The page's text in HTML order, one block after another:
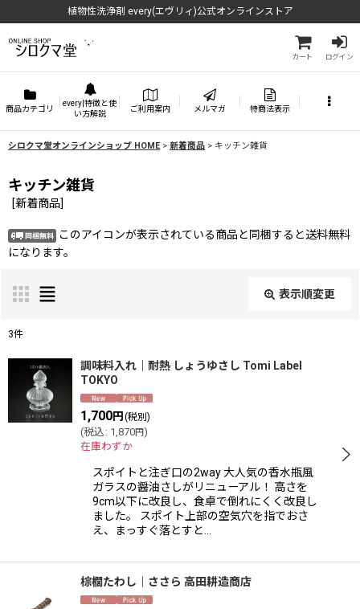
植物性洗浄剤 every(エヴリィ)公式オンラインストア
カート ログイン
商品カテゴリ
every|特徴と使
い方解説
ご利用案内 メルマガ 特商法表示
シロクマ堂オンラインショップ HOME > 新着商品 > キッチン雑貨
キッチン雑貨
[新着商品]
このアイコンが表示されている商品と同梱すると送料無料
になります。
表示順変更
表示数:
並び順
3件
調味料入れ｜耐熱 しょうゆさし Tomi Label
TOKYO
1,700円 (税別)
(税込 : 1,870円)
在庫わずか
スポイトと注ぎ口の2way 大人気の香水瓶風
ガラスの醤油さしがリニューアル！ 高さを
9cm以下に改良し、食卓で倒れにくく改良し
ました。 スポイト上部の空気穴を指でおさ
え、まっすぐ落とすと…
棕櫚たわし｜ささら 高田耕造商店